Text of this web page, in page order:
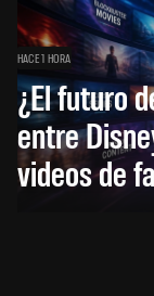
HACE 1 HORA
¿El futuro
entre
videos de